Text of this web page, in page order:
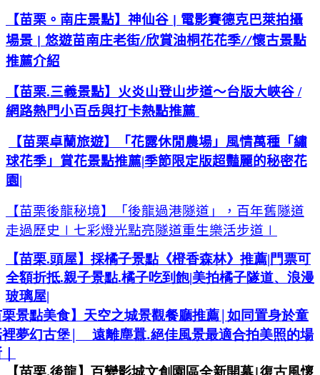
【苗栗。南庄景點】神仙谷
電影賽德克巴萊拍攝
場景
悠遊苗南庄老街/欣賞油桐花花季//懷古景點
推薦介紹
【苗栗.三義景點】火炎山登山步道～台版大峽谷 /
網路熱門小百岳與打卡熱點推薦
【苗栗卓蘭旅遊】「花露休閒農場」風情萬種「繡
球花季」賞花景點推薦|季節限定版超豔麗的秘密花
園|
【苗栗後龍秘境】「後龍過港隧道」，百年舊隧道
走過歷史 ∣ 七彩燈光點亮隧道重生樂活步道 ∣
【苗栗.頭屋】採橘子景點《橙香森林》推薦|門票可
全額折抵.親子景點.橘子吃到飽|美拍橘子隧道、浪漫
玻璃屋|
景點美食】天空之城景觀餐廳推薦| 如同置身於童
夢幻古堡| 遠離塵囂.絕佳風景最適合拍美照的場
【苗栗 後龍】百變影城文創園區全新開幕 復古風懷